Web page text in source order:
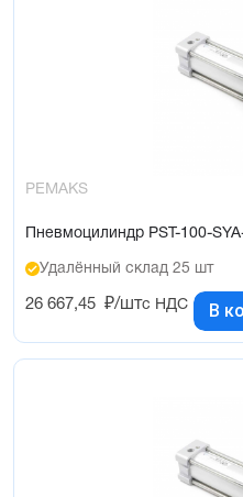
PEMAKS
Пневмоцилиндр PST-100-
Удалённый склад 25 шт
26 667,45 ₽/штс НДС В